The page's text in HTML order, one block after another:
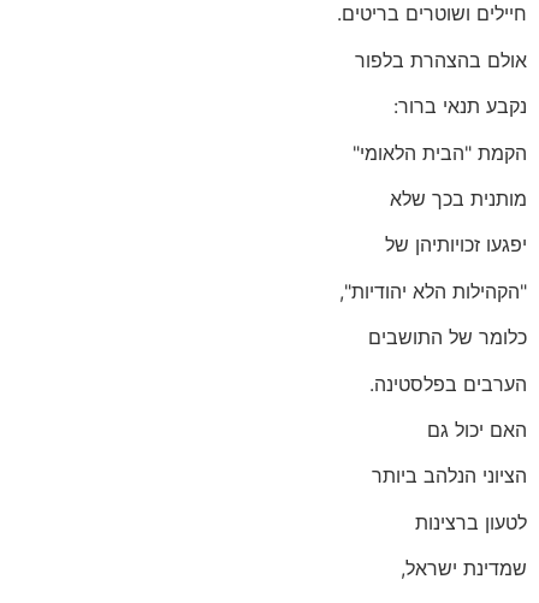
חיילים ושוטרים בריטים.
אולם בהצהרת בלפור
נקבע תנאי ברור:
הקמת "הבית הלאומי"
מותנית בכך שלא
יפגעו זכויותיהן של
"הקהילות הלא יהודיות",
כלומר של התושבים
הערבים בפלסטינה.
האם יכול גם
הציוני הנלהב ביותר
לטעון ברצינות
שמדינת ישראל,